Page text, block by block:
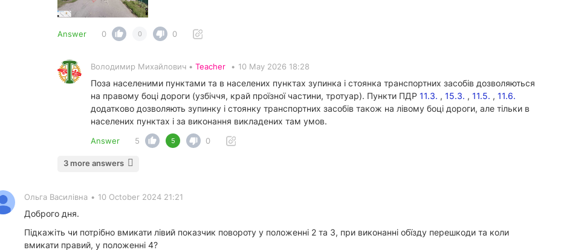
Answer 0 0 0
Володимир Михайлович • Teacher • 10 May 2026 18:28
Поза населеними пунктами та в населених пунктах зупинка і стоянка транспортних засобів дозволяються
на правому боці дороги (узбіччя, край проїзної частини, тротуар). Пункти ПДР 11.3. , 15.3. , 11.5. , 11.6.
додатково дозволяють зупинку і стоянку транспортних засобів також на лівому боці дороги, але тільки в
населених пунктах і за виконання викладених там умов.
Answer 5 5 0
3 more answers
Ольга Василівна • 10 October 2024 21:21
Доброго дня.
Підкажіть чи потрібно вмикати лівий показчик повороту у положенні 2 та 3, при виконанні обїзду перешкоди та коли
вмикати правий, у положенні 4?